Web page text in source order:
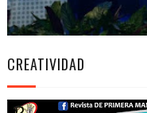
CREATIVIDAD